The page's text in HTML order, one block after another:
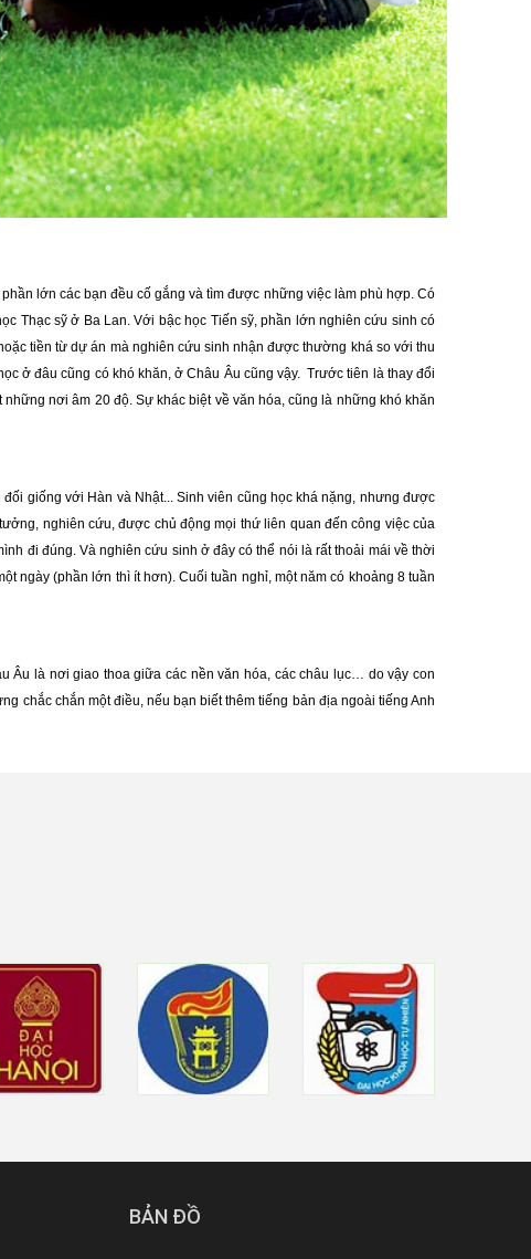
lớn các bạn đều cố gắng và tìm được những việc làm phù hợp. Có
Thạc sỹ ở Ba Lan. Với bậc học Tiến sỹ, phần lớn nghiên cứu sinh có
tiền từ dự án mà nghiên cứu sinh nhận được thường khá so với thu
ở đâu cũng có khó khăn, ở Châu Âu cũng vậy. Trước tiên là thay đổi
nơi âm 20 độ. Sự khác biệt về văn hóa, cũng là những khó khăn
giống với Hàn và Nhật... Sinh viên cũng học khá nặng, nhưng được
nghiên cứu, được chủ động mọi thứ liên quan đến công việc của
đi đúng. Và nghiên cứu sinh ở đây có thể nói là rất thoải mái về thời
ngày (phần lớn thì ít hơn). Cuối tuần nghỉ, một năm có khoảng 8 tuần
Âu là nơi giao thoa giữa các nền văn hóa, các châu lục… do vậy con
chắc chắn một điều, nếu bạn biết thêm tiếng bản địa ngoài tiếng Anh
BẢN ĐỒ